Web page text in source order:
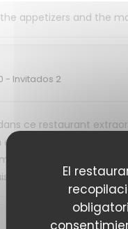
El
appetizers and the
- Invitados 2
ce restaurant
et des pièges à
et le service aussi
supplémentaire de